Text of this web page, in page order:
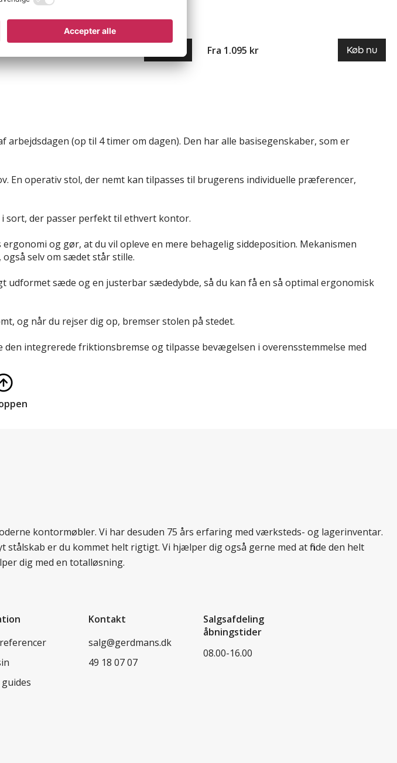
Fra 1.095 kr Køb nu
(op til 4 timer om dagen). Den har alle basisegenskaber, som er
En operativ stol, der nemt kan tilpasses til brugerens individuelle præferencer,
sort, der passer perfekt til ethvert kontor.
og gør, at du vil opleve en mere behagelig siddeposition. Mekanismen
selv om sædet står stille.
sæde og en justerbar sædedybde, så du kan få en så optimal ergonomisk
og når du rejser dig op, bremser stolen på stedet.
integrerede friktionsbremse og tilpasse bevægelsen i overensstemmelse med
kontormøbler. Vi har desuden 75 års erfaring med værksteds- og lagerinventar.
er du kommet helt rigtigt. Vi hjælper dig også gerne med at finde den helt
dig med en totalløsning.
Kontakt
salg@gerdmans.dk
49 18 07 07
Salgsafdeling
åbningstider
08.00-16.00